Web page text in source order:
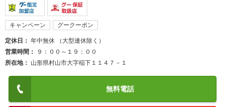
キャンペーン グークーポン
定休日
年中無休 （大型連休除く）
営業時間
９：００～１９：００
所在地
山形県村山市大字稲下１１４７－１
無料電話